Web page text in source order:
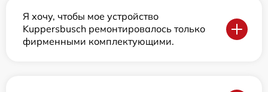
Я хочу, чтобы мое устройство
Kuppersbusch ремонтировалось только
фирменными комплектующими.